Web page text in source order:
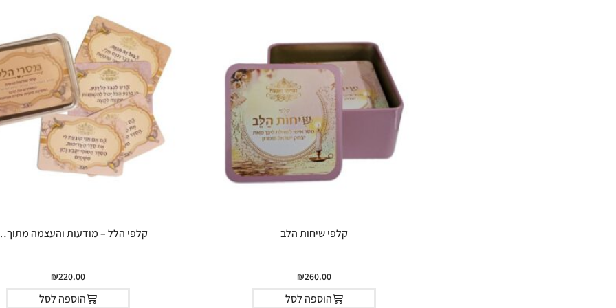
קלפי שיחות הלב
₪260.00
הוספה לסל
קלפי הלל – מודעות והעצמה
₪220.00
הוספה לסל